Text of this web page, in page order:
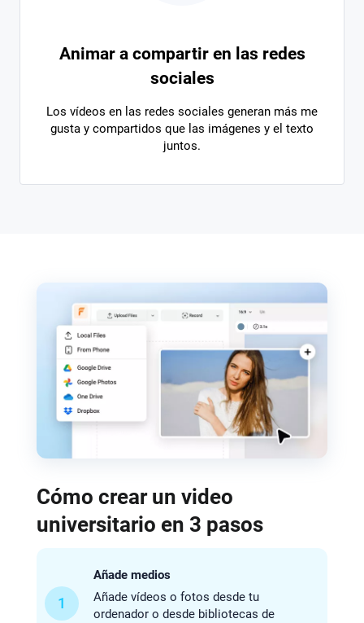
Animar a compartir en las redes
sociales
Los vídeos en las redes sociales generan más me
gusta y compartidos que las imágenes y el texto
juntos.
Cómo crear un video
universitario en 3 pasos
1
Añade medios
Añade vídeos o fotos desde tu
ordenador o desde bibliotecas de